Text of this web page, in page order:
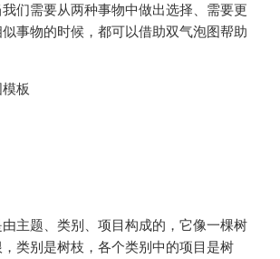
们需要从两种事物中做出选择、需要更
事物的时候，都可以借助双气泡图帮助
板
主题、类别、项目构成的，它像一棵树
类别是树枝，各个类别中的项目是树